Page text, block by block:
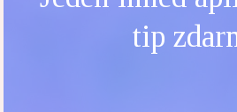
tip